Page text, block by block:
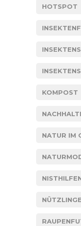
HOTSPOT
KOMPOST
NATUR IM
NÜTZLINGE